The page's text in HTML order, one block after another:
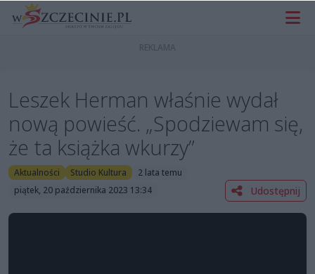
Leszek Herman właśnie wydał
nową powieść. „Spodziewam się,
że ta książka wkurzy”
Aktualności Studio Kultura
2 lata temu
piątek, 20 października 2023 13:34
Udostępnij